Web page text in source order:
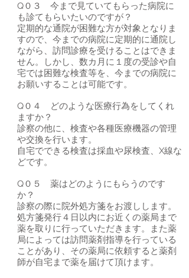
Q０３ 今まで見ていてもらった病院に
も診てもらいたいのですが？
​定期的な通院が困難な方が対象となりま
すので、今までの病院に定期的に通院し
ながら、訪問診療を受けることはできま
せん。しかし、数カ月に１度の受診や自
宅では困難な検査等を、今までの病院に
お願いすることは可能です。
Q０４ どのような医療行為をしてくれ
ますか？
診察の他に、検査や各種医療機器の管理
や交換を行います。
自宅でできる検査は採血や尿検査、X線な
どです。
Q０５ 薬はどのようにもらうのです
か？
診察の際に院外処方箋をお渡しします。
処方箋発行４日以内にお近くの薬局まで
薬を取りに行っていただきます。また薬
局によっては訪問薬剤指導を行っている
ことがあり、その薬局に依頼すると薬剤
師が自宅まで薬を届けて頂けます。